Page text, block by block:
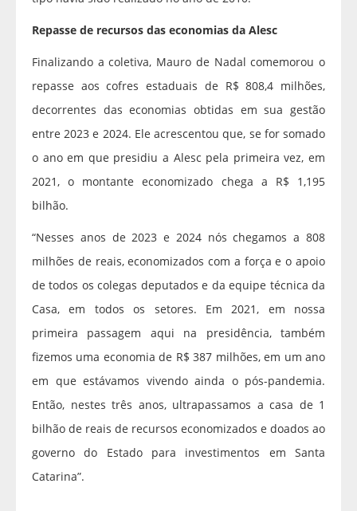
Repasse de recursos das economias da Alesc
Finalizando a coletiva, Mauro de Nadal comemorou o
repasse aos cofres estaduais de R$ 808,4 milhões,
decorrentes das economias obtidas em sua gestão
entre 2023 e 2024. Ele acrescentou que, se for somado
o ano em que presidiu a Alesc pela primeira vez, em
2021, o montante economizado chega a R$ 1,195
bilhão.
“Nesses anos de 2023 e 2024 nós chegamos a 808
milhões de reais, economizados com a força e o apoio
de todos os colegas deputados e da equipe técnica da
Casa, em todos os setores. Em 2021, em nossa
primeira passagem aqui na presidência, também
fizemos uma economia de R$ 387 milhões, em um ano
em que estávamos vivendo ainda o pós-pandemia.
Então, nestes três anos, ultrapassamos a casa de 1
bilhão de reais de recursos economizados e doados ao
governo do Estado para investimentos em Santa
Catarina”.